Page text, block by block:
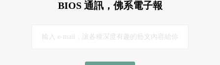
BIOS 通訊，佛系電子報